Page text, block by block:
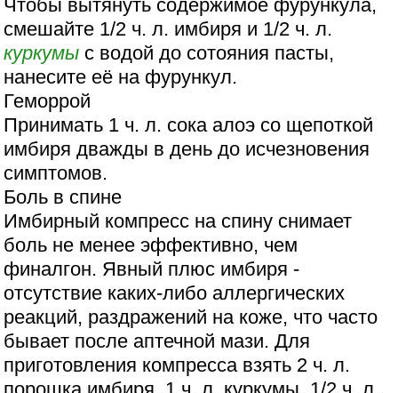
Чтобы вытянуть содержимое фурункула,
смешайте 1/2 ч. л. имбиря и 1/2 ч. л.
куркумы с водой до сотояния пасты,
нанесите её на фурункул.
Геморрой
Принимать 1 ч. л. сока алоэ со щепоткой
имбиря дважды в день до исчезновения
симптомов.
Боль в спине
Имбирный компресс на спину снимает
боль не менее эффективно, чем
финалгон. Явный плюс имбиря -
отсутствие каких-либо аллергических
реакций, раздражений на коже, что часто
бывает после аптечной мази. Для
приготовления компресса взять 2 ч. л.